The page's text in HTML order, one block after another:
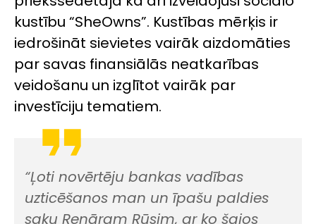
kustību “SheOwns”. Kustības mērķis ir
iedrošināt sievietes vairāk aizdomāties
par savas finansiālās neatkarības
veidošanu un izglītot vairāk par
investīciju tematiem.
“Ļoti novērtēju bankas vadības
uzticēšanos man un īpašu paldies
saku Renāram Rūsim, ar ko šajos